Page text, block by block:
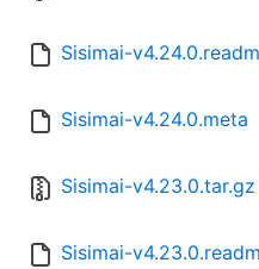
Sisimai-
Sisimai-v4.24.0.meta
Sisimai-v4.23.0.tar.gz
Sisimai-